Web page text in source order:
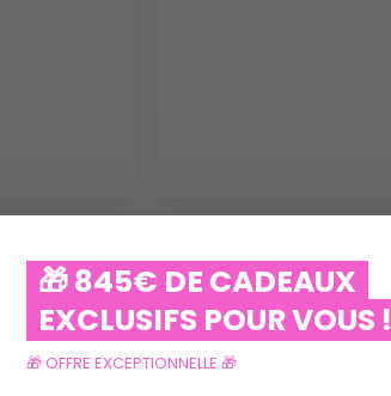
🎁 845€ DE CADEAUX
EXCLUSIFS POUR VOUS !
🎁 OFFRE EXCEPTIONNELLE 🎁